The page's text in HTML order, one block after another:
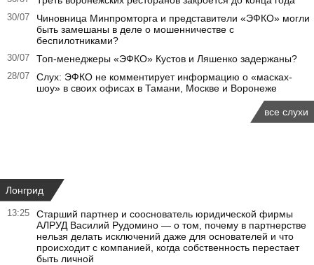
30/07
Чиновница Минпромторга и представители «ЭФКО» могли
быть замешаны в деле о мошенничестве с
беспилотниками?
30/07 Топ-менеджеры «ЭФКО» Кустов и Ляшенко задержаны?
28/07
Слух: ЭФКО не комментирует информацию о «масках-
шоу» в своих офисах в Тамани, Москве и Воронеже
все слухи
Лонгрид
13:25
Старший партнер и сооснователь юридической фирмы
АЛРУД Василий Рудомино — о том, почему в партнерстве
нельзя делать исключений даже для основателей и что
происходит с компанией, когда собственность перестает
быть личной